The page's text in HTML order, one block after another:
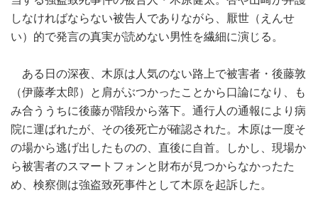
しなければならない被告人でありながら、厭世（えんせ
い）的で発言の真実が読めない男性を繊細に演じる。
ある日の深夜、木原は人気のない路上で被害者・後藤敦
（伊藤孝太郎）と肩がぶつかったことから口論になり、も
み合ううちに後藤が階段から落下。通行人の通報により病
院に運ばれたが、その後死亡が確認された。木原は一度そ
の場から逃げ出したものの、直後に自首。しかし、現場か
ら被害者のスマートフォンと財布が見つからなかったた
め、検察側は強盗致死事件として木原を起訴した。